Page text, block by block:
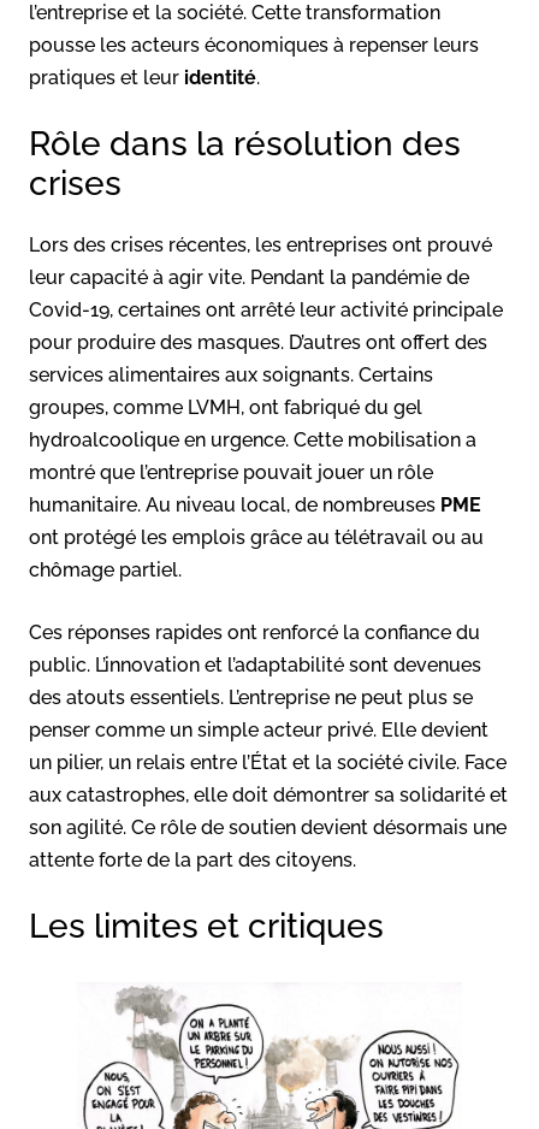
l’entreprise et la société. Cette transformation
pousse les acteurs économiques à repenser leurs
pratiques et leur identité.
Rôle dans la résolution des
crises
Lors des crises récentes, les entreprises ont prouvé
leur capacité à agir vite. Pendant la pandémie de
Covid-19, certaines ont arrêté leur activité principale
pour produire des masques. D’autres ont offert des
services alimentaires aux soignants. Certains
groupes, comme LVMH, ont fabriqué du gel
hydroalcoolique en urgence. Cette mobilisation a
montré que l’entreprise pouvait jouer un rôle
humanitaire. Au niveau local, de nombreuses PME
ont protégé les emplois grâce au télétravail ou au
chômage partiel.
Ces réponses rapides ont renforcé la confiance du
public. L’innovation et l’adaptabilité sont devenues
des atouts essentiels. L’entreprise ne peut plus se
penser comme un simple acteur privé. Elle devient
un pilier, un relais entre l’État et la société civile. Face
aux catastrophes, elle doit démontrer sa solidarité et
son agilité. Ce rôle de soutien devient désormais une
attente forte de la part des citoyens.
Les limites et critiques